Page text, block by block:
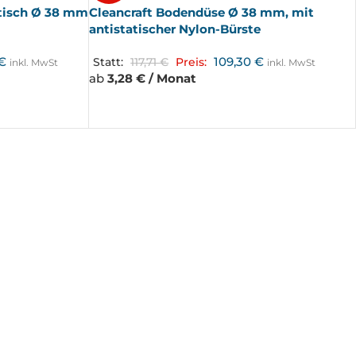
Ø 38 mm
inkl. MwSt
Cleancraft Bodendüse Ø 38 mm, mit
antistatischer Nylon-Bürste
Statt: 117,71€ Preis: 109,30€ inkl. MwSt
ab3,28 € / Monat